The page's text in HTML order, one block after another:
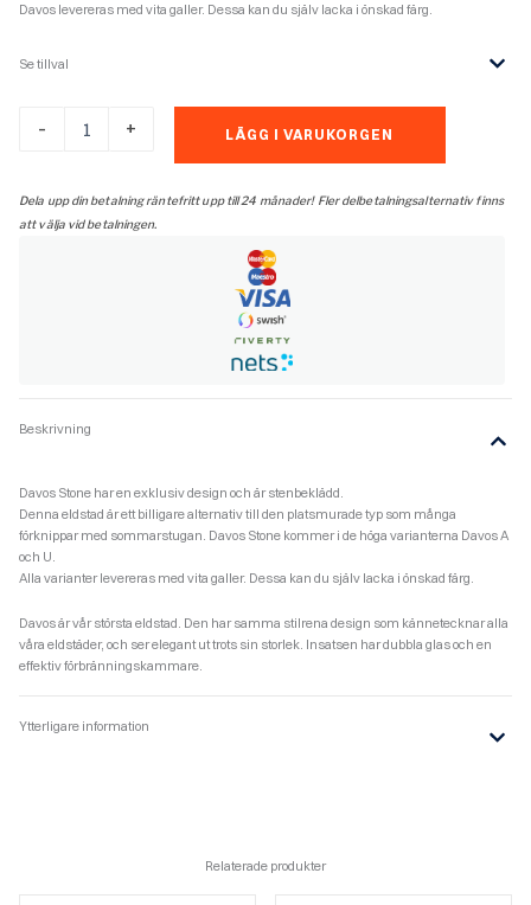
Davos levereras med vita galler. Dessa kan du själv lacka i önskad färg.
Se tillval
-
hörnplacering
+ LÄGG I VARUKORGEN
Dela upp din betalning räntefritt upp till 24 månader! Fler delbetalningsalternativ finns
att välja vid betalningen.
Beskrivning
Davos Stone har en exklusiv design och är stenbeklädd.
Denna eldstad är ett billigare alternativ till den platsmurade typ som många
förknippar med sommarstugan. Davos Stone kommer i de höga varianterna Davos A
och U.
Alla varianter levereras med vita galler. Dessa kan du själv lacka i önskad färg.
Davos är vår största eldstad. Den har samma stilrena design som kännetecknar alla
våra eldstäder, och ser elegant ut trots sin storlek. Insatsen har dubbla glas och en
effektiv förbränningskammare.
Ytterligare information
Relaterade produkter